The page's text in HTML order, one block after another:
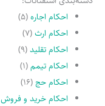
احکام اجاره(۵)
احکام ارث(۷)
احکام تقلید(۹)
احکام تیمم(۱)
احکام حج(۱۶)
احکام خرید و فروش